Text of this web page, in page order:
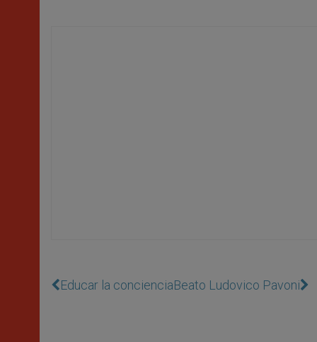
Educar la concienciaBeato Ludovico Pavoni